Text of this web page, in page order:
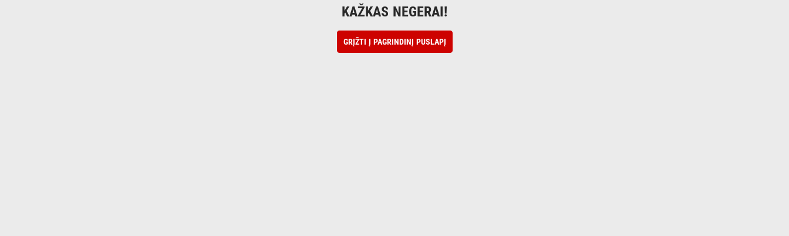
KAŽKAS NEGERAI!
GRĮŽTI Į PAGRINDINĮ PUSLAPĮ